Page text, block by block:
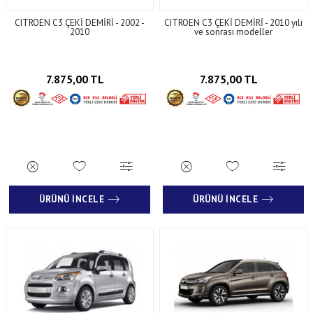
CITROEN C3 ÇEKİ DEMİRİ - 2002 -
2010
7.875,00 TL
ÜRÜNÜ İNCELE
CITROEN C3 ÇEKİ DEMİRİ - 2010 yılı
ve sonrası modeller
7.875,00 TL
ÜRÜNÜ İNCELE